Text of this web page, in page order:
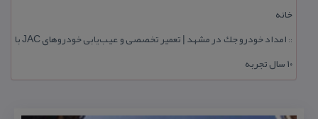
خانه
::
امداد خودرو جك در مشهد | تعمیر تخصصی و عیب‌یابی خودروهای JAC با
۱۰ سال تجربه